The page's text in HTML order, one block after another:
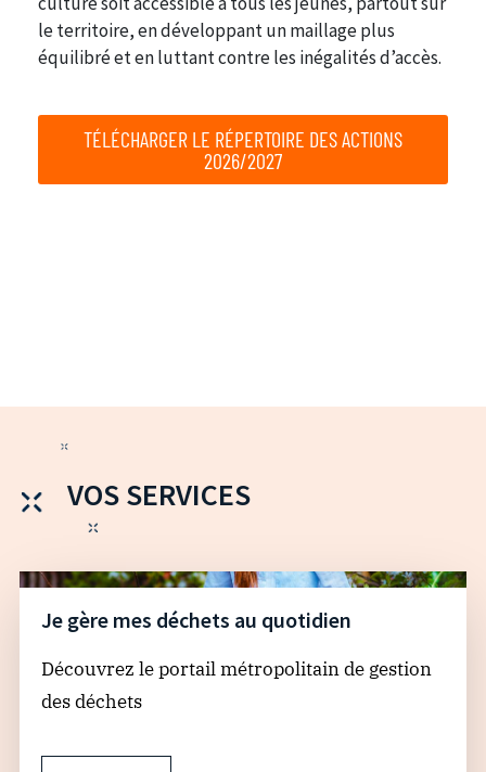
le territoire, en développant un maillage plus
équilibré et en luttant contre les inégalités d’accès.
TÉLÉCHARGER LE RÉPERTOIRE DES ACTIONS
2026/2027
VOS SERVICES
Je gère mes déchets au quotidien
Découvrez le portail métropolitain de gestion
des déchets